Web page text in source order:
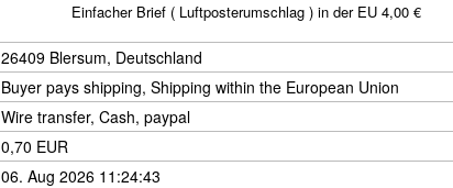
Einfacher Brief ( Luftposterumschlag ) in der EU 4,00 €
26409 Blersum, Deutschland
Buyer pays shipping, Shipping within the European Union
Wire transfer, Cash, paypal
0,70 EUR
06. Aug 2026 11:24:43